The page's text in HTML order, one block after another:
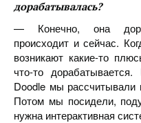
дорабатывалась?
— Конечно, она
происходит и сейчас.
возникают какие-то
что-то
Doodle мы рассчитывали
Потом мы посидели,
нужна интерактивная